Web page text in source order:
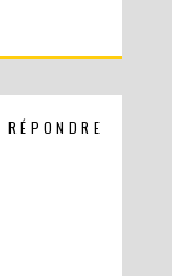
RÉPONDRE